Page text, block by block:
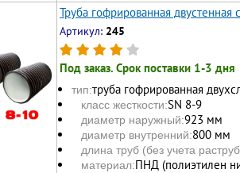
Труба гофрированная
Артикул: 245
Под заказ. Срок поставки 1-3 дня
тип:труба гофрированная
класс жесткости:SN 8-9
диаметр наружный:923 мм
диаметр внутренний:800 мм
длина труб (без учета
материал:ПНД (полиэтилен